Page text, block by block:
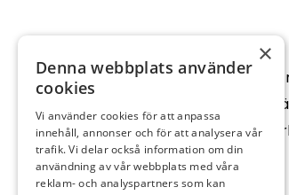
25% på Flügger Facade Anti
Flügger Facde Anti Green
beväxning på fasader,
snickerier och takpannor.
×
Denna webbplats använder
cookies
Vi använder cookies för att anpassa
innehåll, annonser och för att analysera vår
trafik. Vi delar också information om din
användning av vår webbplats med våra
reklam- och analyspartners som kan